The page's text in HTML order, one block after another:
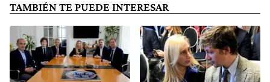
TAMBIÉN TE PUEDE INTERESAR